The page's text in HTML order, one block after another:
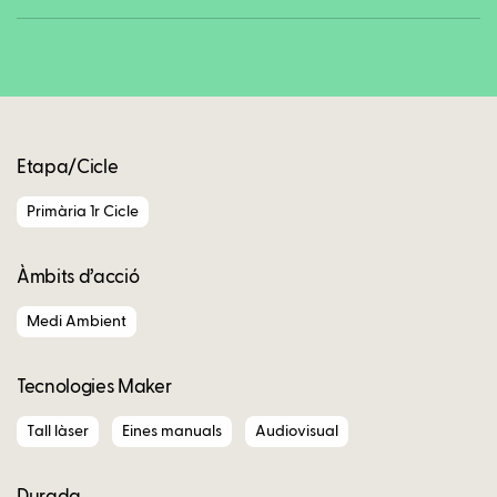
Etapa/Cicle
Primària 1r Cicle
Àmbits d’acció
Medi Ambient
Tecnologies Maker
Tall làser Eines manuals Audiovisual